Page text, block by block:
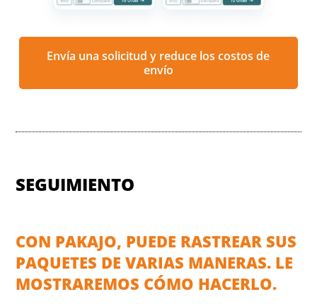
Envía una solicitud y reduce los costos de
envío
SEGUIMIENTO
CON PAKAJO, PUEDE RASTREAR SUS
PAQUETES DE VARIAS MANERAS. LE
MOSTRAREMOS CÓMO HACERLO.